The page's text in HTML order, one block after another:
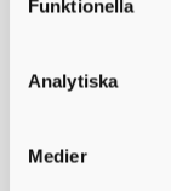
Funktionella
Analytiska
Medier
E-post:
Hertig Johans torg 2
Postadress: